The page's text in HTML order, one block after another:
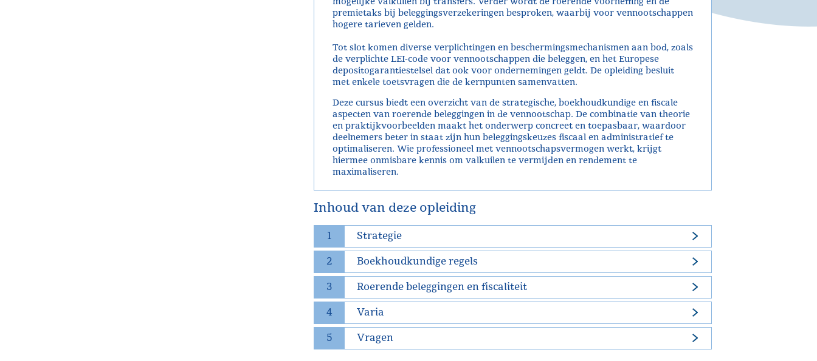
premie­taks bij beleggingsverzekeringen besproken, waarbij voor vennootschappen
hogere tarieven gelden.
Tot slot komen diverse verplichtingen en beschermingsmechanismen aan bod, zoals
de verplichte LEI-code voor vennootschappen die beleggen, en het Europese
depositogarantiestelsel dat ook voor ondernemingen geldt. De opleiding besluit
met enkele toetsvragen die de kernpunten samenvatten.
Deze cursus biedt een overzicht van de strategische, boekhoudkundige en fiscale
aspecten van roerende beleggingen in de vennootschap. De combinatie van theorie
en praktijkvoorbeelden maakt het onderwerp concreet en toepasbaar, waardoor
deelnemers beter in staat zijn hun beleggingskeuzes fiscaal en administratief te
optimaliseren. Wie professioneel met vennootschapsvermogen werkt, krijgt
hiermee onmisbare kennis om valkuilen te vermijden en rendement te
maximaliseren.
Inhoud van deze opleiding
1
Strategie
2
Boekhoudkundige regels
3
Roerende beleggingen en fiscaliteit
4
Varia
5
Vragen